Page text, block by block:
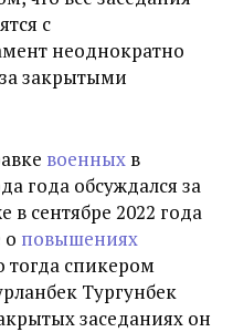
с
неоднократно
закрытыми
военных в
года обсуждался за
сентябре 2022 года
о повышениях
тогда спикером
Тургунбек
заседаниях он